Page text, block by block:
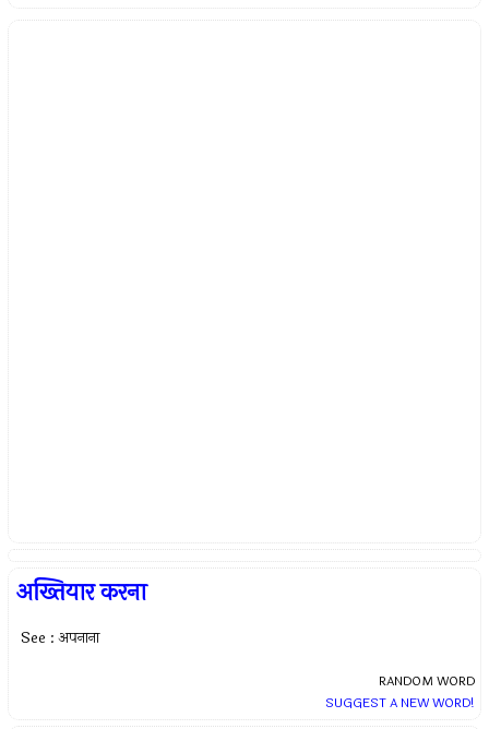
अख्तियार करना
See : अपनाना
RANDOM WORD
SUGGEST A NEW WORD!